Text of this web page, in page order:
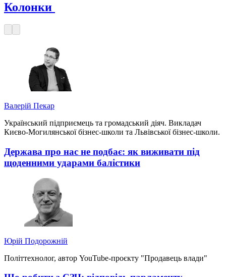
Колонки
Валерій Пекар
Український підприємець та громадський діяч. Викладач
Києво-Могилянської бізнес-школи та Львівської бізнес-школи.
Держава про нас не подбає: як виживати під
щоденними ударами балістики
Юрій Подорожній
Політтехнолог, автор YouTube-проєкту "Продавець влади"